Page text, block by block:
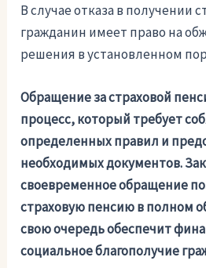
В случае отказа в получении
гражданин имеет право на
решения в установленном
Обращение за страховой
процесс, который требует
определенных правил и
необходимых документов.
своевременное обращение
страховую пенсию в полном
свою очередь обеспечит
социальное благополучие